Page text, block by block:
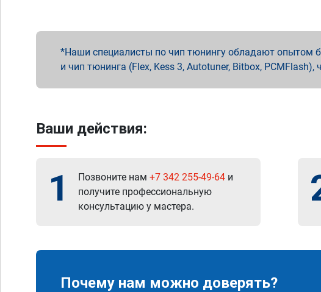
Наши специалисты по чип тюнингу обладают опытом
и чип тюнинга (Flex, Kess 3, Autotuner, Bitbox,
Ваши действия:
1 Позвоните нам +7 342 255-49-64 и
получите профессиональную
консультацию у мастера.
Почему нам можно доверять?